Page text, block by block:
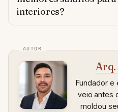
interiores?
Arq.
Fundador e
veio antes
moldou